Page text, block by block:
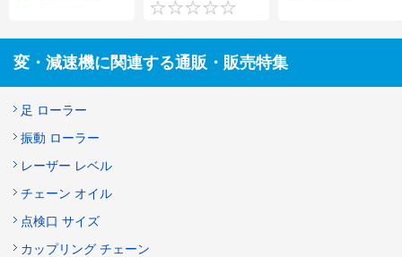
変・減速機に関連する通販・販売特集
足 ローラー
振動 ローラー
レーザー レベル
チェーン オイル
点検口 サイズ
カップリング チェーン